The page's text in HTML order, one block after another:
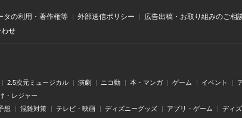
タの利用・著作権等 外部送信ポリシー
広告出稿・お取り組みのご相
せ
2.5次元ミュージカル 演劇 ニコ動 本・マンガ ゲーム イベント
・レジャー
想 混雑対策 テレビ・映画 ディズニーグッズ アプリ・ゲーム ディ